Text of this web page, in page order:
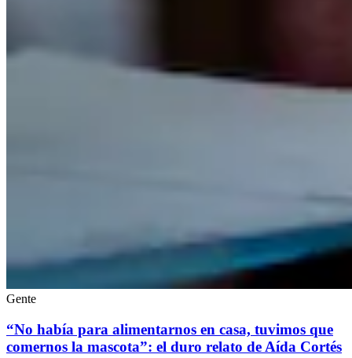
Gente
“No había para alimentarnos en casa, tuvimos que
comernos la mascota”: el duro relato de Aída Cortés